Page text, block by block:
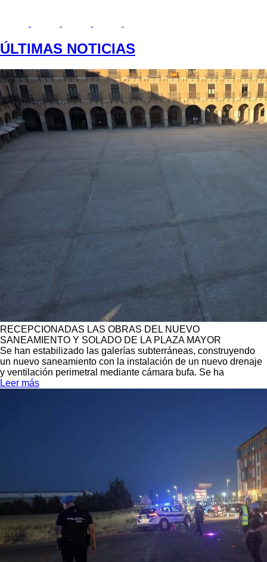
ÚLTIMAS NOTICIAS
RECEPCIONADAS LAS OBRAS DEL NUEVO
SANEAMIENTO Y SOLADO DE LA PLAZA MAYOR
Se han estabilizado las galerías subterráneas, construyendo
un nuevo saneamiento con la instalación de un nuevo drenaje
y ventilación perimetral mediante cámara bufa. Se ha
Leer más